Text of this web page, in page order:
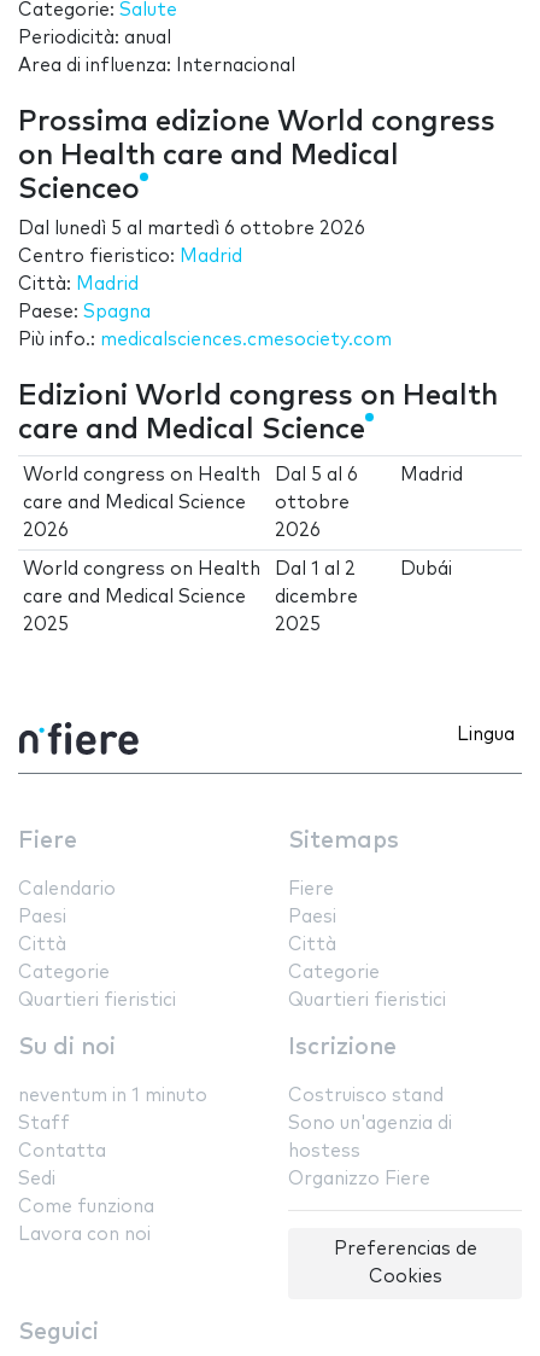
Categorie: Salute
Periodicità: anual
Area di influenza: Internacional
Prossima edizione World congress
on Health care and Medical
Scienceo
Dal lunedì 5 al martedì 6 ottobre 2026
Centro fieristico: Madrid
Città: Madrid
Paese: Spagna
Più info.: medicalsciences.cmesociety.com
Edizioni World congress on Health
care and Medical Science
World congress on Health
care and Medical Science
2026
Dal 5 al6
ottobre
2026
Madrid
World congress on Health
care and Medical Science
2025
Dal1 al 2
dicembre
2025
Dubái
Lingua
Fiere
Calendario
Paesi
Città
Categorie
Quartieri fieristici
Sitemaps
Fiere
Paesi
Città
Categorie
Quartieri fieristici
Su di noi
neventum in 1 minuto
Staff
Contatta
Sedi
Come funziona
Lavora con noi
Iscrizione
Costruisco stand
Sono un'agenzia di
hostess
Organizzo Fiere
Preferencias de
Cookies
Seguici